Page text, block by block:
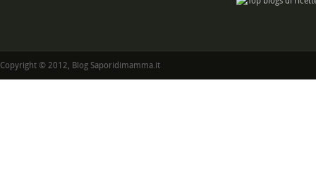
Copyright © 2012, Blog Saporidimamma.it